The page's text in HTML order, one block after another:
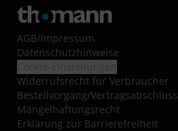
AGB/Impressum
Datenschutzhinweise
Widerrufsrecht für Verbraucher
Bestellvorgang/Vertragsabschluss
Mängelhaftungsrecht
Erklärung zur Barrierefreiheit